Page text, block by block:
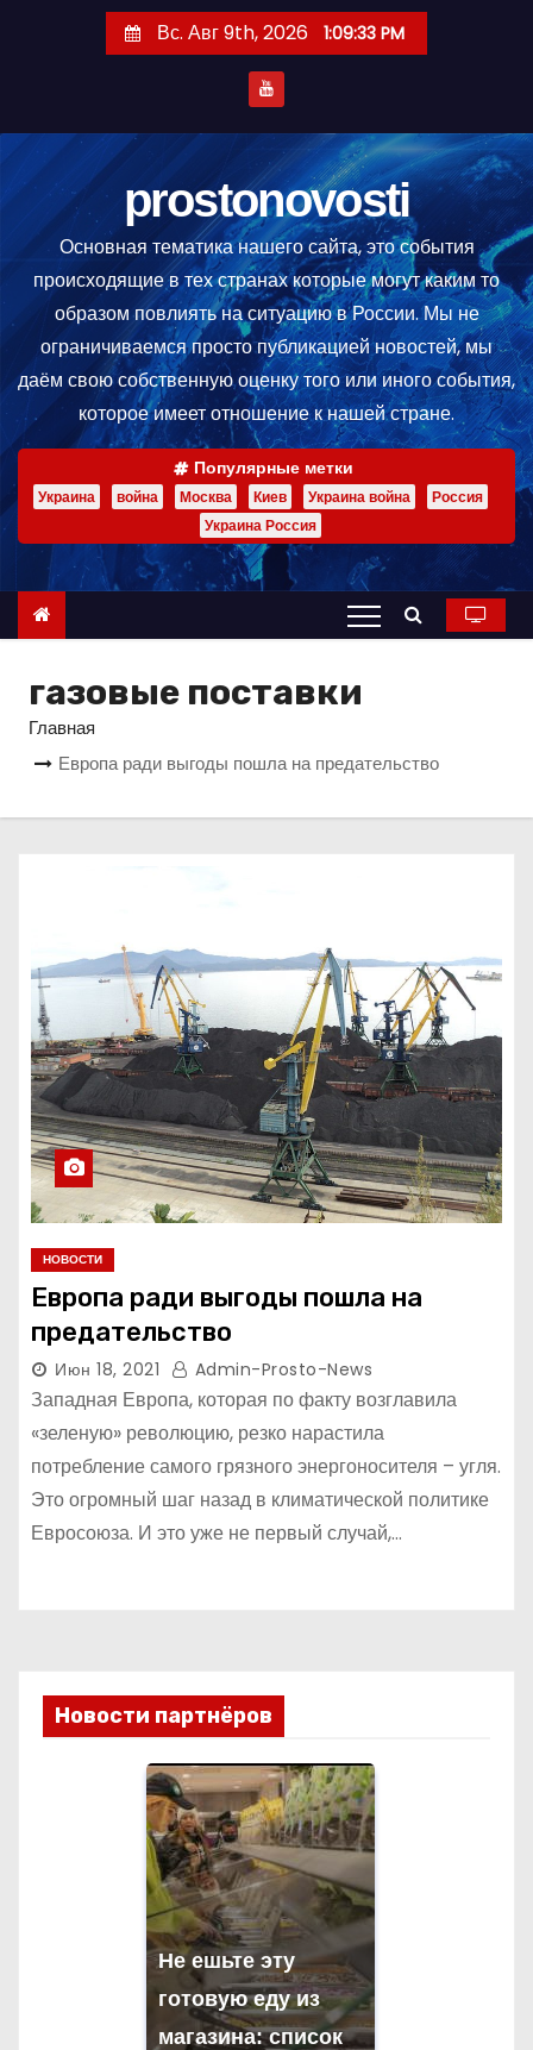
е
р
ж
м
Вс. Авг 9th, 2026 1:09:33 PM
prostonovosti
Основная тематика нашего сайта, это события
происходящие в тех странах которые могут каким то
образом повлиять на ситуацию в России. Мы не
ограничиваемся просто публикацией новостей, мы
даём свою собственную оценку того или иного события,
которое имеет отношение к нашей стране.
Популярные метки
Украина война Москва Киев Украина война
Россия
Украина Россия
газовые поставки
Главная
Европа ради выгоды пошла на предательство
НОВОСТИ
Европа ради выгоды пошла на
предательство
Июн 18, 2021 Admin-Prosto-News
Западная Европа, которая по факту возглавила
«зеленую» революцию, резко нарастила
потребление самого грязного энергоносителя – угля.
Это огромный шаг назад в климатической политике
Евросоюза. И это уже не первый случай,…
Новости партнёров
Не ешьте эту
готовую еду из
магазина: список